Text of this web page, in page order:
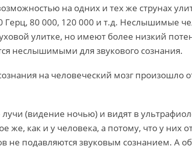
на одних и тех же струнах
Герц, 80 000, 120 000 и т.д. Неслышимые
улитке, но имеют более низкий
неслышимыми для звукового сознания.
на человеческий мозг произошло
(видение ночью) и видят в
же, как и у человека, а потому, что у них
не подавляются звуковым сознанием. А